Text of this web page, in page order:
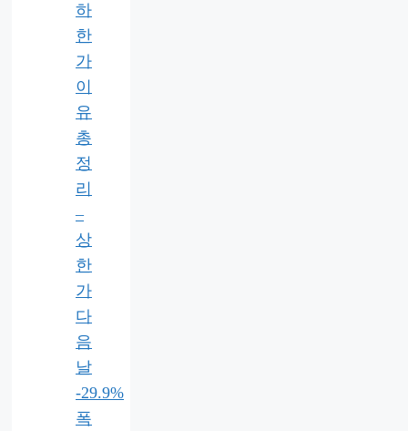
하
한
가
이
유
총
정
리
–
상
한
가
다
음
날
-29.9%
폭